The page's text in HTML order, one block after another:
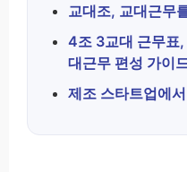
교대조, 교대근무
4조 3교대 근무표
대근무 편성 가이
제조 스타트업에